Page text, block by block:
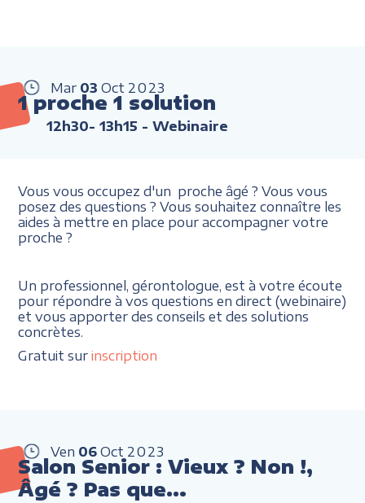
Mar 03 Oct 2023
1 proche 1 solution
12h30- 13h15 - Webinaire
Vous vous occupez d'un proche âgé ? Vous vous
posez des questions ? Vous souhaitez connaître les
aides à mettre en place pour accompagner votre
proche ?
Un professionnel, gérontologue, est à votre écoute
pour répondre à vos questions en direct (webinaire)
et vous apporter des conseils et des solutions
concrètes.
Gratuit surinscription
Ven 06 Oct 2023
Salon Senior : Vieux ? Non !,
Âgé ? Pas que…